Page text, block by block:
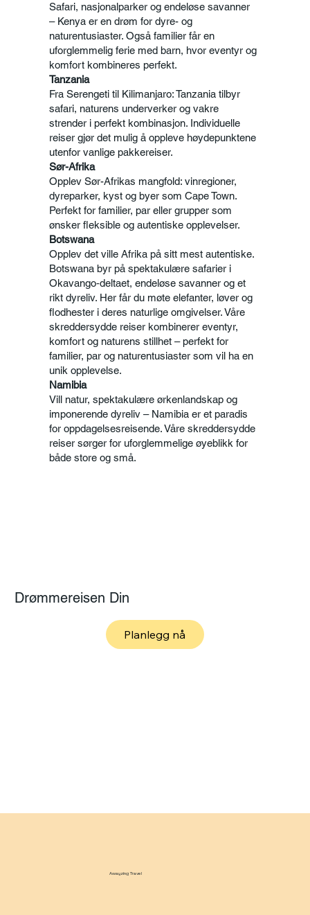
Safari, nasjonalparker og endeløse savanner
– Kenya er en drøm for dyre- og
naturentusiaster. Også familier får en
uforglemmelig ferie med barn, hvor eventyr og
komfort kombineres perfekt.
Tanzania
Fra Serengeti til Kilimanjaro: Tanzania tilbyr
safari, naturens underverker og vakre
strender i perfekt kombinasjon. Individuelle
reiser gjør det mulig å oppleve høydepunktene
utenfor vanlige pakkereiser.
Sør-Afrika
Opplev Sør-Afrikas mangfold: vinregioner,
dyreparker, kyst og byer som Cape Town.
Perfekt for familier, par eller grupper som
ønsker fleksible og autentiske opplevelser.
Botswana
Opplev det ville Afrika på sitt mest autentiske.
Botswana byr på spektakulære safarier i
Okavango‑deltaet, endeløse savanner og et
rikt dyreliv. Her får du møte elefanter, løver og
flodhester i deres naturlige omgivelser. Våre
skreddersydde reiser kombinerer eventyr,
komfort og naturens stillhet – perfekt for
familier, par og naturentusiaster som vil ha en
unik opplevelse.
Namibia
Vill natur, spektakulære ørkenlandskap og
imponerende dyreliv – Namibia er et paradis
for oppdagelsesreisende. Våre skreddersydde
reiser sørger for uforglemmelige øyeblikk for
både store og små.
Drømmereisen Din
Planlegg nå
Awayzing Travel